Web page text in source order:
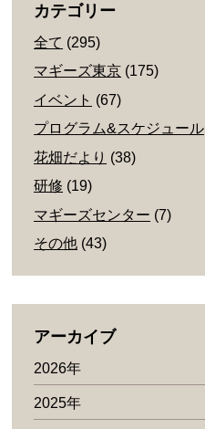
カテゴリー
全て (295)
マギーズ東京 (175)
イベント (67)
プログラム&スケジュール
花畑だより (38)
研修 (19)
マギーズセンター (7)
その他 (43)
アーカイブ
2026年
2025年